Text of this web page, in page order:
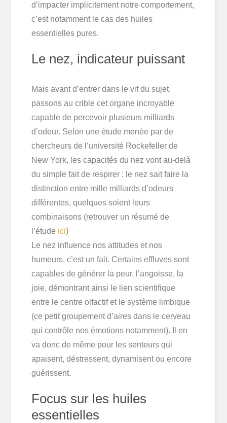
d’impacter implicitement notre comportement,
c’est notamment le cas des huiles
essentielles pures.
Le nez, indicateur puissant
Mais avant d’entrer dans le vif du sujet,
passons au crible cet organe incroyable
capable de percevoir plusieurs milliards
d’odeur. Selon une étude menée par de
chercheurs de l’université Rockefeller de
New York, les capacités du nez vont au-delà
du simple fait de respirer : le nez sait faire la
distinction entre mille milliards d’odeurs
différentes, quelques soient leurs
combinaisons (retrouver un résumé de
l’étude ici)
Le nez influence nos attitudes et nos
humeurs, c’est un fait. Certains effluves sont
capables de générer la peur, l’angoisse, la
joie, démontrant ainsi le lien scientifique
entre le centre olfactif et le système limbique
(ce petit groupement d’aires dans le cerveau
qui contrôle nos émotions notamment). Il en
va donc de même pour les senteurs qui
apaisent, déstressent, dynamisent ou encore
guérissent.
Focus sur les huiles
essentielles